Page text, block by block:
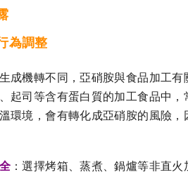
為調整
成機轉不同，亞硝胺與食品加工有
起司等含有蛋白質的加工食品中
環境，會有轉化成亞硝胺的風險
：選擇烤箱、蒸煮、鍋爐等非直